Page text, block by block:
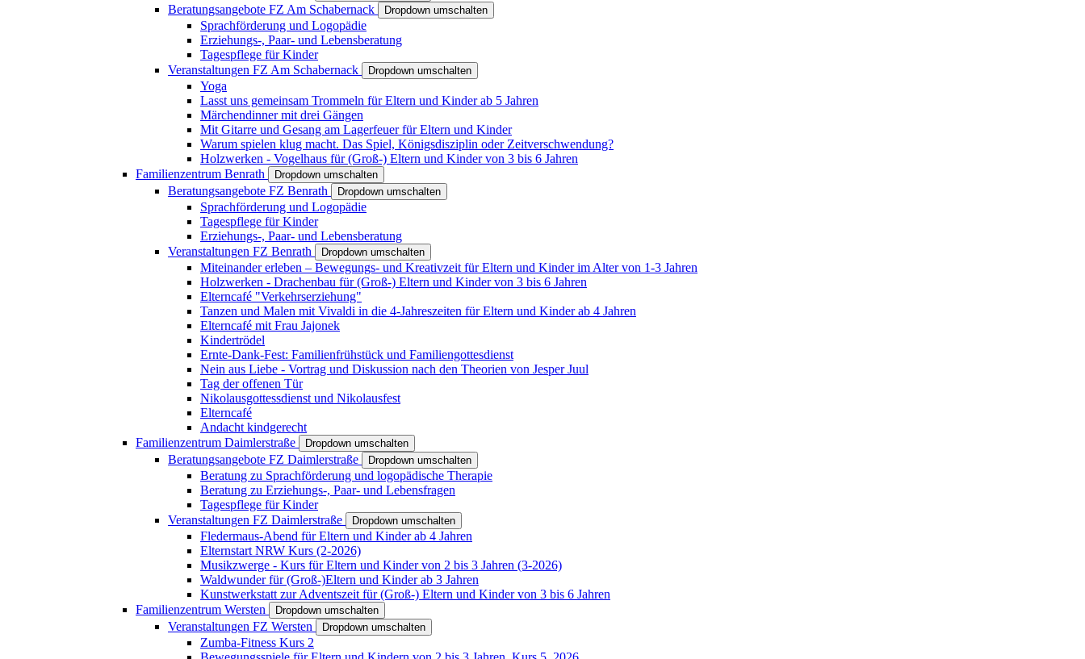
Beratungsangebote FZ Am Schabernack Dropdown umschalten
Sprachförderung und Logopädie
Erziehungs-, Paar- und Lebensberatung
Tagespflege für Kinder
Veranstaltungen FZ Am Schabernack
Dropdown umschalten
Yoga
Lasst uns gemeinsam Trommeln für Eltern und Kinder ab 5 Jahren
Märchendinner mit drei Gängen
Mit Gitarre und Gesang am Lagerfeuer für Eltern und Kinder
Warum spielen klug macht. Das Spiel, Königsdisziplin oder Zeitverschwendung?
Holzwerken - Vogelhaus für (Groß-) Eltern und Kinder von 3 bis 6 Jahren
Familienzentrum Benrath
Dropdown umschalten
Beratungsangebote FZ Benrath Dropdown umschalten
Sprachförderung und Logopädie
Tagespflege für Kinder
Erziehungs-, Paar- und Lebensberatung
Veranstaltungen FZ Benrath
Dropdown umschalten
Miteinander erleben – Bewegungs- und Kreativzeit für Eltern und Kinder im Alter von 1-3 Jahren
Holzwerken - Drachenbau für (Groß-) Eltern und Kinder von 3 bis 6 Jahren
Elterncafé "Verkehrserziehung"
Tanzen und Malen mit Vivaldi in die 4-Jahreszeiten für Eltern und Kinder ab 4 Jahren
Elterncafé mit Frau Jajonek
Kindertrödel
Ernte-Dank-Fest: Familienfrühstück und Familiengottesdienst
Nein aus Liebe - Vortrag und Diskussion nach den Theorien von Jesper Juul
Tag der offenen Tür
Nikolausgottessdienst und Nikolausfest
Elterncafé
Andacht kindgerecht
Familienzentrum Daimlerstraße
Dropdown umschalten
Beratungsangebote FZ Daimlerstraße Dropdown umschalten
Beratung zu Sprachförderung und logopädische Therapie
Beratung zu Erziehungs-, Paar- und Lebensfragen
Tagespflege für Kinder
Veranstaltungen FZ Daimlerstraße
Dropdown umschalten
Fledermaus-Abend für Eltern und Kinder ab 4 Jahren
Elternstart NRW Kurs (2-2026)
Musikzwerge - Kurs für Eltern und Kinder von 2 bis 3 Jahren (3-2026)
Waldwunder für (Groß-)Eltern und Kinder ab 3 Jahren
Kunstwerkstatt zur Adventszeit für (Groß-) Eltern und Kinder von 3 bis 6 Jahren
Familienzentrum Wersten
Dropdown umschalten
Veranstaltungen FZ Wersten Dropdown umschalten
Zumba-Fitness Kurs 2